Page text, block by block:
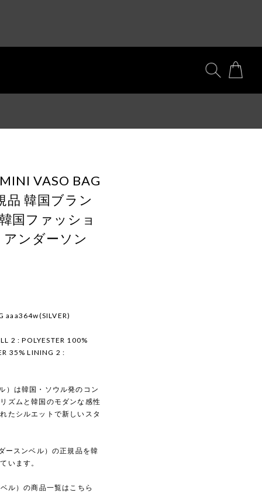
VASO BAG
品 韓国ブラン
国ファッショ
アンダーソン
aaa364w(SILVER)
2 : POLYESTER 100%
35% LINING 2 :
）は韓国・ソウル発のコン
ズムと韓国のモダンな感性
たシルエットで新しいスタ
ースンベル）の正規品を韓
います。
ル）の商品一覧はこちら